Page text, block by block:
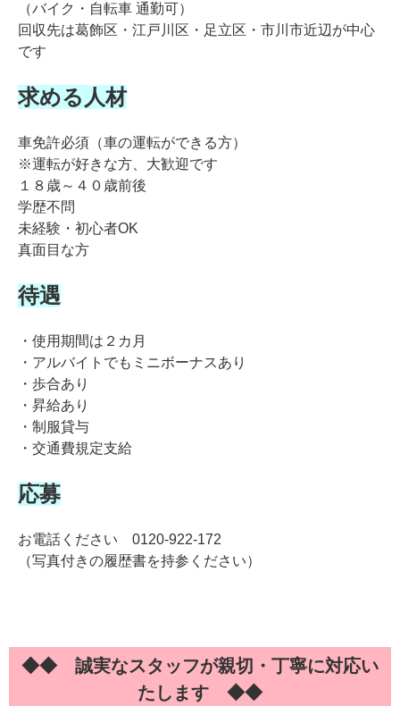
（バイク・自転車 通勤可）
回収先は葛飾区・江戸川区・足立区・市川市近辺が中心
です
求める人材
車免許必須（車の運転ができる方）
※運転が好きな方、大歓迎です
１８歳～４０歳前後
学歴不問
未経験・初心者OK
真面目な方
待遇
・使用期間は２カ月
・アルバイトでもミニボーナスあり
・歩合あり
・昇給あり
・制服貸与
・交通費規定支給
応募
お電話ください 0120-922-172
（写真付きの履歴書を持参ください）
◆◆ 誠実なスタッフが親切・丁寧に対応い
たします ◆◆